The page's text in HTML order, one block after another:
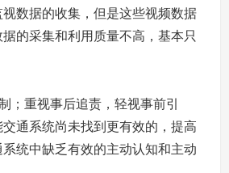
数据的收集，但是这些视频数据
的采集和利用质量不高，基本只
；重视事后追责，轻视事前引
通系统尚未找到更有效的，提高
统中缺乏有效的主动认知和主动